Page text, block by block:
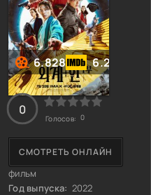
представляет
страницу из жизни
Гарри Палмера -
6.828 6.2
фильм
Год выпуска: 2022
СМОТРЕТЬ ОНЛАЙН
0
Голосов: 0